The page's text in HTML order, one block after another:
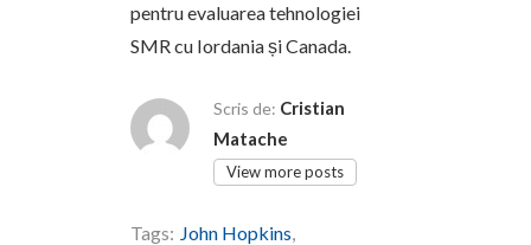
pentru evaluarea tehnologiei
SMR cu Iordania și Canada.
Scris de: Cristian
Matache
View more posts
Tags: John Hopkins,